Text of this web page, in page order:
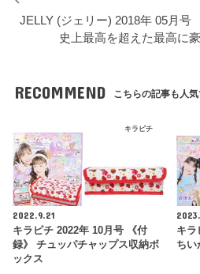
JELLY (ジェリー) 2018年 05月号
史上最高を超えた最高に
RECOMMEND こちらの記事も人気
キラピチ
2022.9.21
キラピチ 2022年 10月号 《付
録》 チュッパチャップス収納ボ
ックス
キラ
ちい